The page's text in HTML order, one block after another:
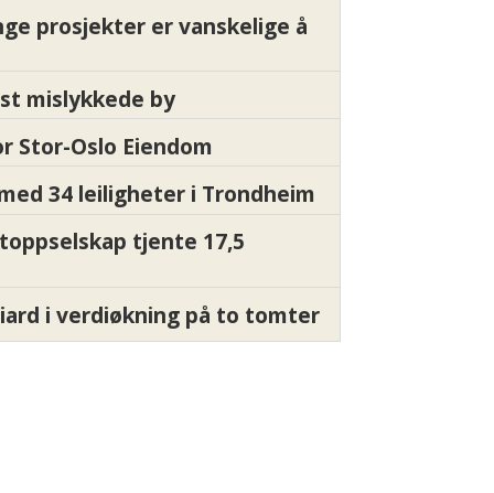
prosjekter er vanskelige å
mislykkede by
Stor-Oslo Eiendom
34 leiligheter i Trondheim
tjente 17,5
i verdiøkning på to tomter